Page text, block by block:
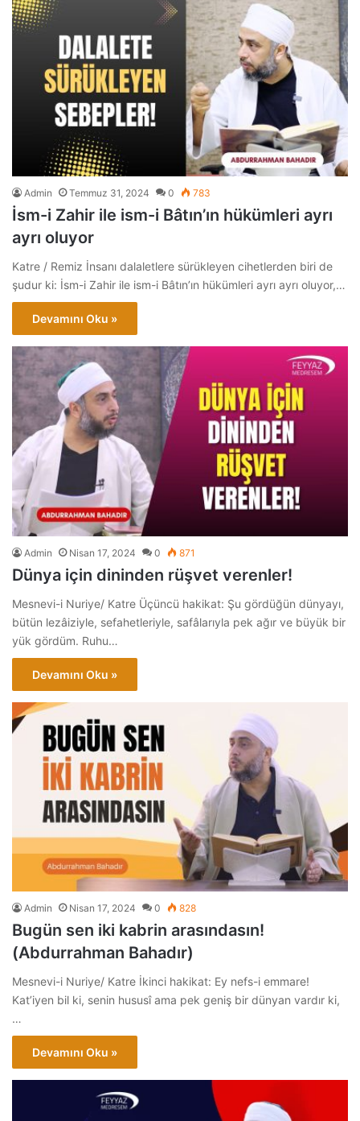
Admin Temmuz 31, 2024 0 783
İsm-i Zahir ile ism-i Bâtın’ın hükümleri ayrı
ayrı oluyor
Katre / Remiz İnsanı dalaletlere sürükleyen cihetlerden biri de
şudur ki: İsm-i Zahir ile ism-i Bâtın’ın hükümleri ayrı ayrı oluyor,…
Devamını Oku »
Admin Nisan 17, 2024 0 871
Dünya için dininden rüşvet verenler!
Mesnevi-i Nuriye/ Katre Üçüncü hakikat: Şu gördüğün dünyayı,
bütün lezâiziyle, sefahetleriyle, safâlarıyla pek ağır ve büyük bir
yük gördüm. Ruhu…
Devamını Oku »
Admin Nisan 17, 2024 0 828
Bugün sen iki kabrin arasındasın!
(Abdurrahman Bahadır)
Mesnevi-i Nuriye/ Katre İkinci hakikat: Ey nefs-i emmare!
Kat’iyen bil ki, senin hususî ama pek geniş bir dünyan vardır ki,
…
Devamını Oku »